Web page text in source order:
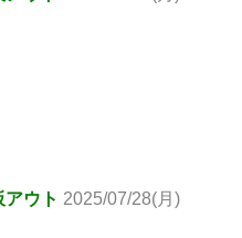
ウト 2025/07/28(月)